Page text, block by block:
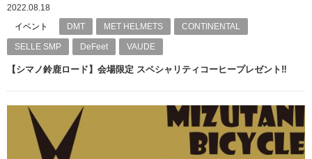
2022.08.18
イベント
DMT MET HELMETS CONTINENTAL
SELLE SMP DeFeet VAUDE
【シマノ鈴鹿ロード】会場限定 スペシャリティコーヒープレゼント‼